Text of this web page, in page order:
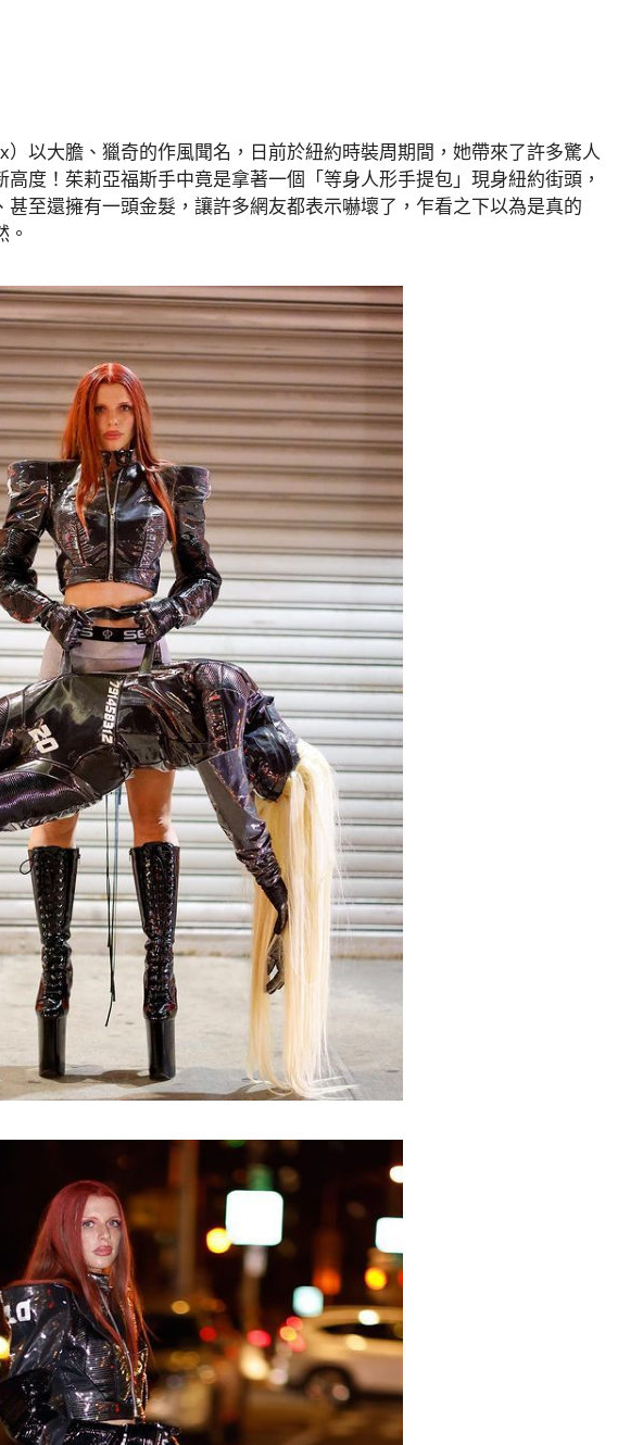
）以大膽、獵奇的作風聞名，日前於紐約時裝周期間，她帶來了許多驚人
度！茱莉亞福斯手中竟是拿著一個「等身人形手提包」現身紐約街頭，
至還擁有一頭金髮，讓許多網友都表示嚇壞了，乍看之下以為是真的
。